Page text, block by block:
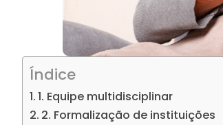
Índice
1. Equipe multidisciplinar
2. Formalização de instituições